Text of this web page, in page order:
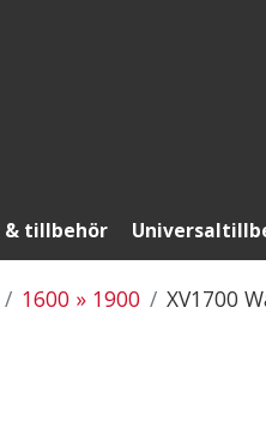
& tillbehör
1600 » 1900 XV1700